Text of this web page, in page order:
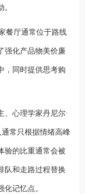
餐厅通常位于路线
强化产品物美价廉
，同时提供思考购
心理学家丹尼尔·
常只根据情绪高峰
验的比重通常会被
队和走路过程替换
记忆点。